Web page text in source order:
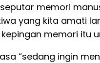
memori
yang kita amati
memori itu
“sedang ingin